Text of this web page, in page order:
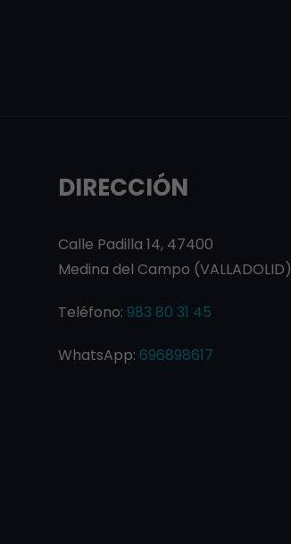
DIRECCIÓN
Calle Padilla 14, 47400
Medina del Campo (VALLADOLID)
Teléfono: 983 80 31 45
WhatsApp: 696898617